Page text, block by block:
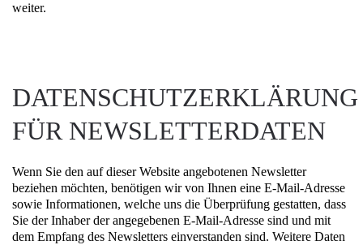
weiter.
DATENSCHUTZERKLÄRUNG
FÜR NEWSLETTERDATEN
Wenn Sie den auf dieser Website angebotenen Newsletter
beziehen möchten, benötigen wir von Ihnen eine E-Mail-Adresse
sowie Informationen, welche uns die Überprüfung gestatten, dass
Sie der Inhaber der angegebenen E-Mail-Adresse sind und mit
dem Empfang des Newsletters einverstanden sind. Weitere Daten